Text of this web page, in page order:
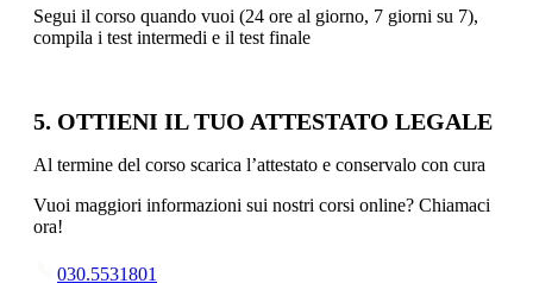
Segui il corso quando vuoi (24 ore al giorno, 7 giorni su 7),
compila i test intermedi e il test finale
5. OTTIENI IL TUO ATTESTATO LEGALE
Al termine del corso scarica l’attestato e conservalo con cura
Vuoi maggiori informazioni sui nostri corsi online? Chiamaci
ora!
030.5531801